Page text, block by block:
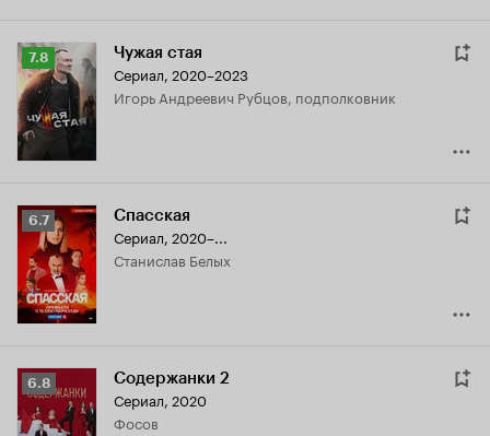
Рейтинг
Кинопоиска
7.8
7.8 Чужая стая
Сериал, 2020–2023
Игорь Андреевич Рубцов, подполковник
Рейтинг
Кинопоиска
6.7
6.7 Спасская
Сериал, 2020–...
Станислав Белых
Рейтинг
Кинопоиска
6.8
6.8 Содержанки 2
Сериал, 2020
Фосов